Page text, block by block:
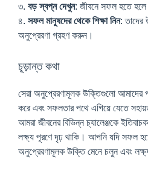
৩. বড় স্বপ্ন দেখুন: জীবনে সফল হতে
৪. সফল মানুষদের থেকে শিক্ষা নিন: তাদের
অনুপ্রেরণা গ্রহণ করুন।
চূড়ান্ত কথা
সেরা অনুপ্রেরণামূলক উক্তিগুলো আমাদের
করে এবং সফলতার পথে এগিয়ে যেতে
আমরা জীবনের বিভিন্ন চ্যালেঞ্জকে
লক্ষ্য পূরণে দৃঢ় থাকি। আপনি যদি সফল
অনুপ্রেরণামূলক উক্তি মেনে চলুন এবং